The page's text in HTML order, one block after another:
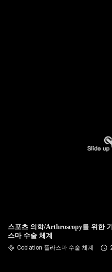
스포츠 의학/Arthroscopy를 위한
스마 수술 체계
Coblation 플라스마 수술 체계